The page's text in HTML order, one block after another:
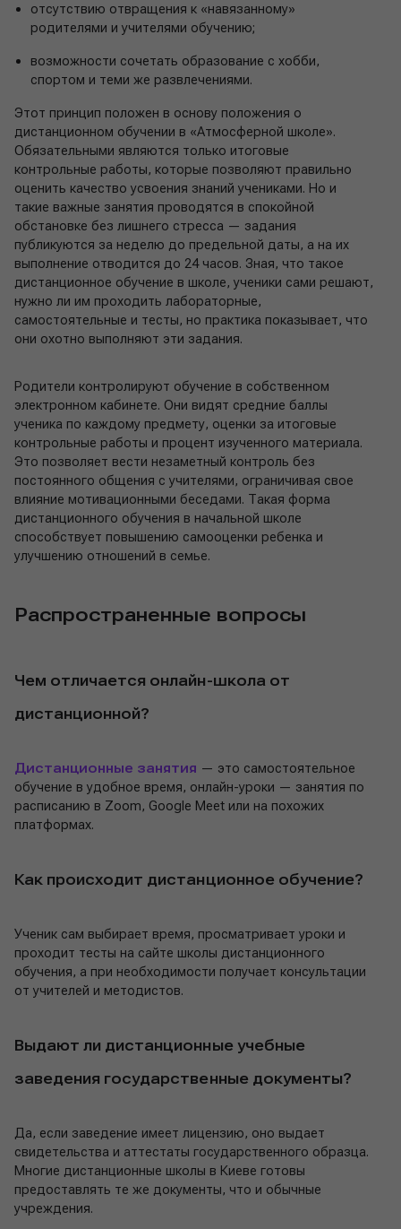
отсутствию отвращения к «навязанному»
родителями и учителями обучению;
возможности сочетать образование с хобби,
спортом и теми же развлечениями.
Этот принцип положен в основу положения о
дистанционном обучении в «Атмосферной школе».
Обязательными являются только итоговые
контрольные работы, которые позволяют правильно
оценить качество усвоения знаний учениками. Но и
такие важные занятия проводятся в спокойной
обстановке без лишнего стресса — задания
публикуются за неделю до предельной даты, а на их
выполнение отводится до 24 часов. Зная, что такое
дистанционное обучение в школе, ученики сами решают,
нужно ли им проходить лабораторные,
самостоятельные и тесты, но практика показывает, что
они охотно выполняют эти задания.
Родители контролируют обучение в собственном
электронном кабинете. Они видят средние баллы
ученика по каждому предмету, оценки за итоговые
контрольные работы и процент изученного материала.
Это позволяет вести незаметный контроль без
постоянного общения с учителями, ограничивая свое
влияние мотивационными беседами. Такая форма
дистанционного обучения в начальной школе
способствует повышению самооценки ребенка и
улучшению отношений в семье.
Распространенные вопросы
Чем отличается онлайн-школа от
дистанционной?
Дистанционные занятия — это самостоятельное
обучение в удобное время, онлайн-уроки — занятия по
расписанию в Zoom, Google Meet или на похожих
платформах.
Как происходит дистанционное обучение?
Ученик сам выбирает время, просматривает уроки и
проходит тесты на сайте школы дистанционного
обучения, а при необходимости получает консультации
от учителей и методистов.
Выдают ли дистанционные учебные
заведения государственные документы?
Да, если заведение имеет лицензию, оно выдает
свидетельства и аттестаты государственного образца.
Многие дистанционные школы в Киеве готовы
предоставлять те же документы, что и обычные
учреждения.